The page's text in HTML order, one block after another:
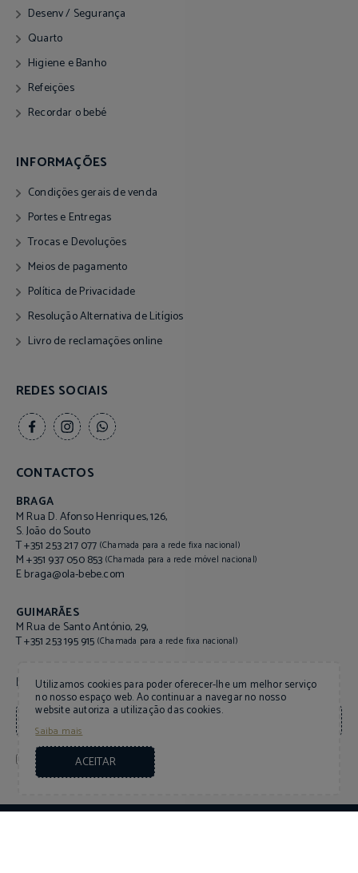
Utilizamos cookies para poder oferecer-lhe um melhor serviço
no nosso espaço web. Ao continuar a navegar no nosso
website autoriza a utilização das cookies.
Saiba mais
ACEITAR
Desenv / Segurança
Quarto
Higiene e Banho
Refeições
Recordar o bebé
INFORMAÇÕES
Condições gerais de venda
Portes e Entregas
Trocas e Devoluções
Meios de pagamento
Política de Privacidade
Resolução Alternativa de Litígios
Livro de reclamações online
REDES SOCIAIS
CONTACTOS
BRAGA
M Rua D. Afonso Henriques, 126,
S. João do Souto
T +351 253 217 077 (Chamada para a rede fixa nacional)
M +351 937 050 853 (Chamada para a rede móvel nacional)
Ebraga@ola-bebe.com
GUIMARÃES
M Rua de Santo António, 29,
T +351 253 195 915 (Chamada para a rede fixa nacional)
NEWSLETTER
Declaro que li e aceito a Política de Privacidade